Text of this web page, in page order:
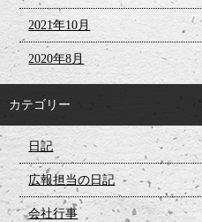
2021年10月
2020年8月
カテゴリー
日記
広報担当の日記
会社行事